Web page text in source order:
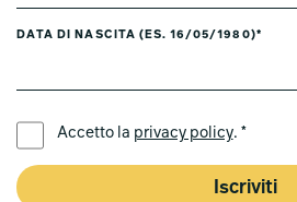
DATA DI NASCITA (ES. 16/05/1980)*
Accetto la privacy policy. *
Iscriviti